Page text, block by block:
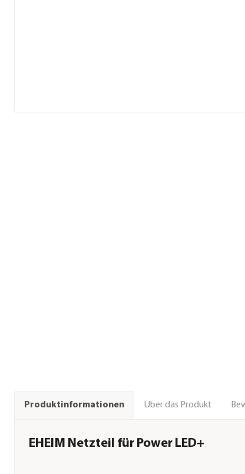
Produktinformationen Über das Produkt
EHEIM Netzteil für Power LED+